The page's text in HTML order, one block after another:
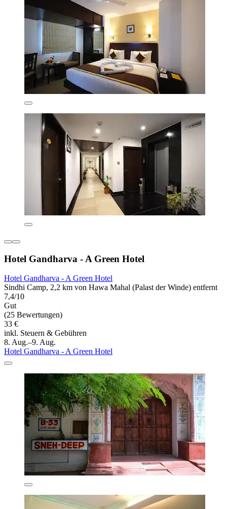
Hotel Gandharva - A Green Hotel
Hotel Gandharva - A Green Hotel
Sindhi Camp, 2,2 km von Hawa Mahal (Palast der Winde) entfernt
7,4/10
Gut
(25 Bewertungen)
33 €
inkl. Steuern & Gebühren
8. Aug.–9. Aug.
Hotel Gandharva - A Green Hotel